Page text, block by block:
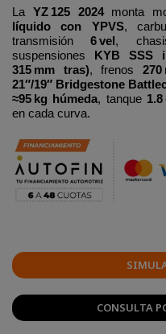
La YZ 125 2024monta
líquido con YPVS,
transmisión6 vel ,
suspensiones
KYB SSS
315 mm tras), frenos
21″/19″ Bridgestone
≈95 kg húmeda, tanque 1.8
en cada curva.
CONSULTA